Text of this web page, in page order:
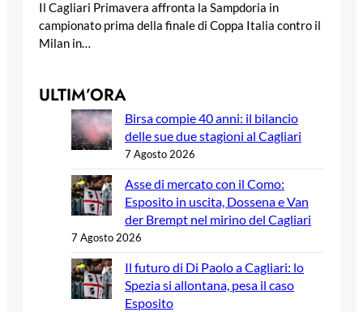
Il Cagliari Primavera affronta la Sampdoria in
campionato prima della finale di Coppa Italia contro il
Milan in…
ULTIM’ORA
Birsa compie 40 anni: il bilancio
delle sue due stagioni al Cagliari
7 Agosto 2026
Asse di mercato con il Como:
Esposito in uscita, Dossena e Van
der Brempt nel mirino del Cagliari
7 Agosto 2026
Il futuro di Di Paolo a Cagliari: lo
Spezia si allontana, pesa il caso
Esposito